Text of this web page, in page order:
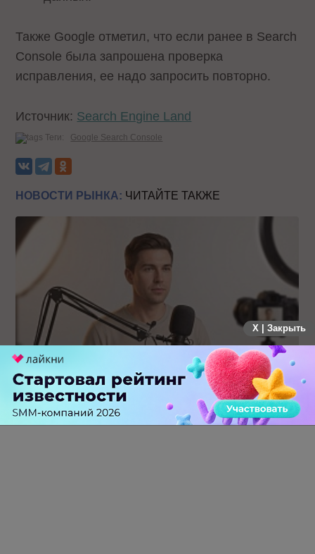
Также Google отметил, что если ранее в Search
Console была запрошена проверка
исправления, ее надо запросить повторно.
Источник: Search Engine Land
Теги: Google Search Console
НОВОСТИ РЫНКА: ЧИТАЙТЕ ТАКЖЕ
Российский рынок инфлюенс-маркетинга вошел в фазу
стагнации после нескольких лет роста
X | Закрыть